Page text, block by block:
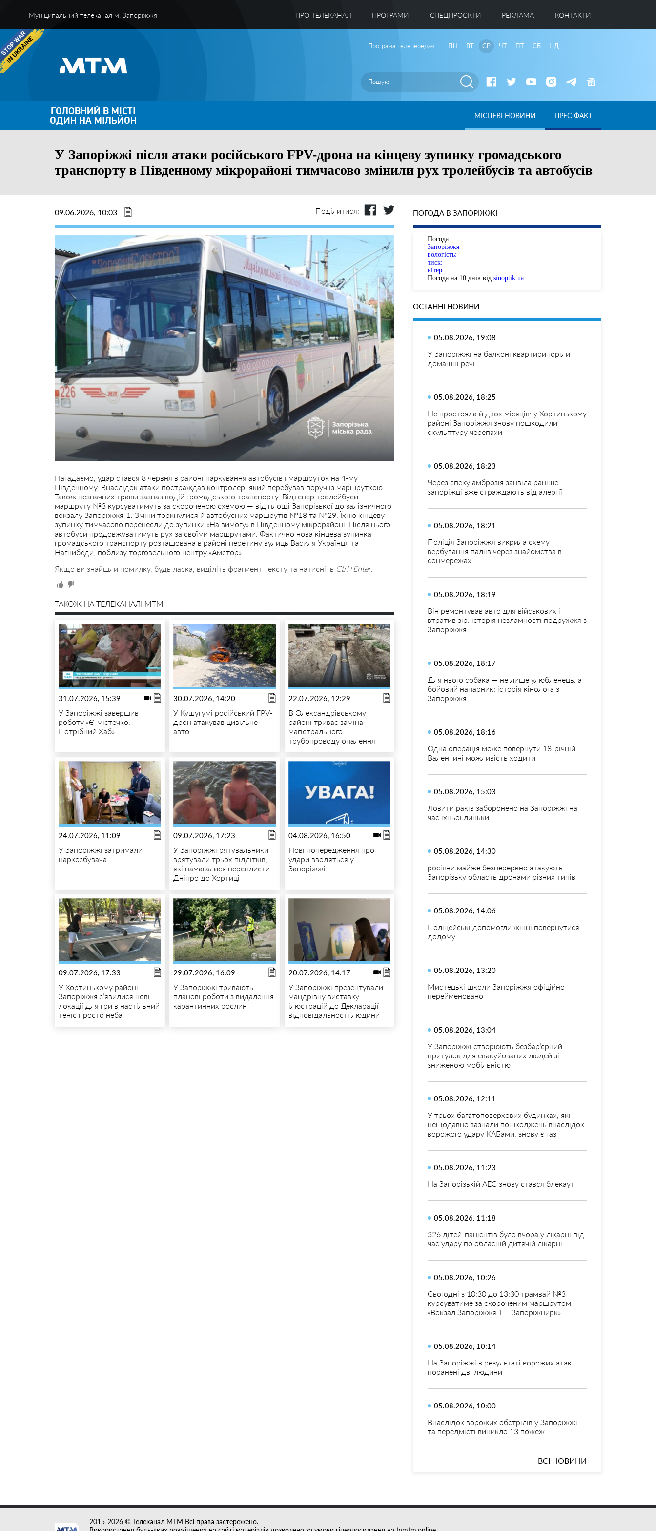
Муніципальний телеканал м. Запоріжжя ПРО ТЕЛЕКАНАЛ ПРОГРАМИ CПЕЦПРОЄКТИ РЕКЛАМА КОНТАКТИ
Програма телепередач: ПН ВТ СР ЧТ ПТ СБ НД
ГОЛОВНИЙ В МІСТІ
ОДИН НА МІЛЬЙОН МІСЦЕВІ НОВИНИ ПРЕС-ФАКТ
У Запоріжжі після атаки російського FPV-дрона на кінцеву зупинку громадського
транспорту в Південному мікрорайоні тимчасово змінили рух тролейбусів та автобусів
09.06.2026, 10:03 Поділитися:
Нагадаємо, удар стався 8 червня в районі паркування автобусів і маршруток на 4-му
Південному. Внаслідок атаки постраждав контролер, який перебував поруч із маршруткою.
Також незначних травм зазнав водій громадського транспорту. Відтепер тролейбуси
маршруту №3 курсуватимуть за скороченою схемою — від площі Запорізької до залізничного
вокзалу Запоріжжя-1. Зміни торкнулися й автобусних маршрутів №18 та №29. Їхню кінцеву
зупинку тимчасово перенесли до зупинки «На вимогу» в Південному мікрорайоні. Після цього
автобуси продовжуватимуть рух за своїми маршрутами. Фактично нова кінцева зупинка
громадського транспорту розташована в районі перетину вулиць Василя Українця та
Нагнибеди, поблизу торговельного центру «Амстор».
Якщо ви знайшли помилку, будь ласка, виділіть фрагмент тексту та натисніть Ctrl+Enter.
ТАКОЖ НА ТЕЛЕКАНАЛІ MTM
31.07.2026, 15:39
У Запоріжжі завершив
роботу «Є-містечко.
Потрібний Хаб»
30.07.2026, 14:20
У Кушугумі російський FPV-
дрон атакував цивільне
авто
22.07.2026, 12:29
В Олександрівському
районі триває заміна
магістрального
трубопроводу опалення
24.07.2026, 11:09
У Запоріжжі затримали
наркозбувача
09.07.2026, 17:23
У Запоріжжі рятувальники
врятували трьох підлітків,
які намагалися переплисти
Дніпро до Хортиці
04.08.2026, 16:50
Нові попередження про
удари вводяться у
Запоріжжі
09.07.2026, 17:33
У Хортицькому районі
Запоріжжя з’явилися нові
локації для гри в настільний
теніс просто неба
29.07.2026, 16:09
У Запоріжжі тривають
планові роботи з видалення
карантинних рослин
20.07.2026, 14:17
У Запоріжжі презентували
мандрівну виставку
ілюстрацій до Декларації
відповідальності людини
ПОГОДА В ЗАПОРІЖЖІ
Погода
Запоріжжя
вологість:
тиск:
вітер:
Погода на 10 днів від sinoptik.ua
ОСТАННІ НОВИНИ
05.08.2026, 19:08
У Запоріжжі на балконі квартири горіли
домашні речі
05.08.2026, 18:25
Не простояла й двох місяців: у Хортицькому
районі Запоріжжя знову пошкодили
скульптуру черепахи
05.08.2026, 18:23
Через спеку амброзія зацвіла раніше:
запоріжці вже страждають від алергії
05.08.2026, 18:21
Поліція Запоріжжя викрила схему
вербування паліїв через знайомства в
соцмережах
05.08.2026, 18:19
Він ремонтував авто для військових і
втратив зір: історія незламності подружжя з
Запоріжжя
05.08.2026, 18:17
Для нього собака — не лише улюбленець, а
бойовий напарник: історія кінолога з
Запоріжжя
05.08.2026, 18:16
Одна операція може повернути 18-річній
Валентині можливість ходити
05.08.2026, 15:03
Ловити раків заборонено на Запоріжжі на
час їхньої линьки
05.08.2026, 14:30
росіяни майже безперервно атакують
Запорізьку область дронами різних типів
05.08.2026, 14:06
Поліцейські допомогли жінці повернутися
додому
05.08.2026, 13:20
Мистецькі школи Запоріжжя офіційно
перейменовано
05.08.2026, 13:04
У Запоріжжі створюють безбар’єрний
притулок для евакуйованих людей зі
зниженою мобільністю
05.08.2026, 12:11
У трьох багатоповерхових будинках, які
нещодавно зазнали пошкоджень внаслідок
ворожого удару КАБами, знову є газ
05.08.2026, 11:23
На Запорізькій АЕС знову стався блекаут
05.08.2026, 11:18
326 дітей-пацієнтів було вчора у лікарні під
час удару по обласній дитячій лікарні
05.08.2026, 10:26
Сьогодні з 10:30 до 13:30 трамвай №3
курсуватиме за скороченим маршрутом
«Вокзал Запоріжжя-I — Запоріжцирк»
05.08.2026, 10:14
На Запоріжжі в результаті ворожих атак
поранені дві людини
05.08.2026, 10:00
Внаслідок ворожих обстрілів у Запоріжжі
та передмісті виникло 13 пожеж
ВСІ НОВИНИ
2015-2026 © Телеканал MTM Всі права застережено.